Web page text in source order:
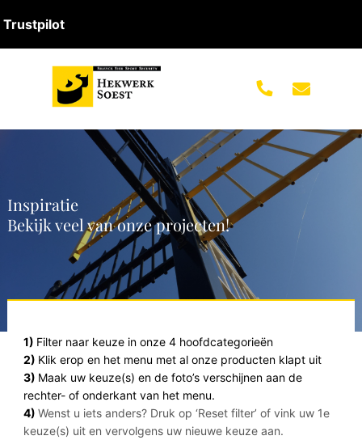
Trustpilot
Inspiratie
Bekijk veel van onze projecten!
1) Filter naar keuze in onze 4 hoofdcategorieën
2) Klik erop en het menu met al onze producten klapt uit
3) Maak uw keuze(s) en de foto’s verschijnen aan de
rechter- of onderkant van het menu.
4) Wenst u iets anders? Druk op ‘Reset filter’ of vink uw 1e
keuze(s) uit en vervolgens uw nieuwe keuze aan.